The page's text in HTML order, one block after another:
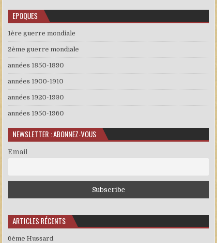
EPOQUES
1ère guerre mondiale
2ème guerre mondiale
années 1850-1890
années 1900-1910
années 1920-1930
années 1950-1960
NEWSLETTER : ABONNEZ-VOUS
Email
ARTICLES RÉCENTS
6ème Hussard